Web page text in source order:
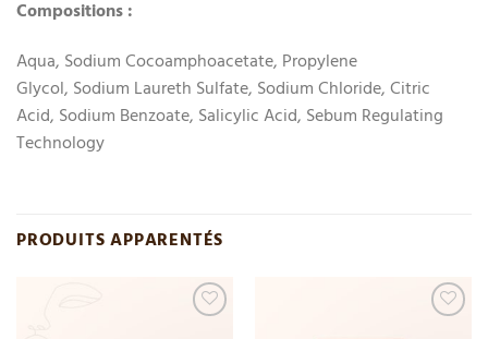
Compositions :
Aqua, Sodium Cocoamphoacetate, Propylene
Glycol, Sodium Laureth Sulfate, Sodium Chloride, Citric
Acid, Sodium Benzoate, Salicylic Acid, Sebum Regulating
Technology
PRODUITS APPARENTÉS